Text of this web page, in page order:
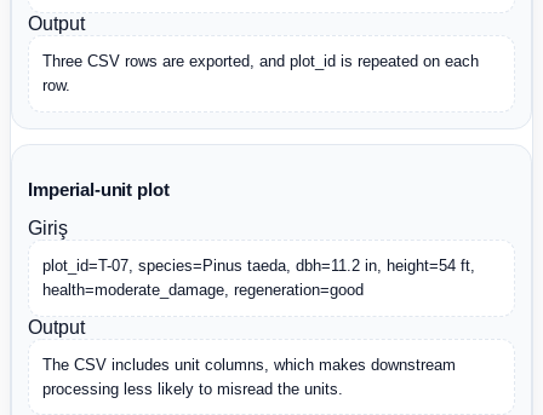
Output
Three CSV rows are exported, and plot_id is repeated on each
row.
Imperial-unit plot
Giriş
plot_id=T-07, species=Pinus taeda, dbh=11.2 in, height=54 ft,
health=moderate_damage, regeneration=good
Output
The CSV includes unit columns, which makes downstream
processing less likely to misread the units.